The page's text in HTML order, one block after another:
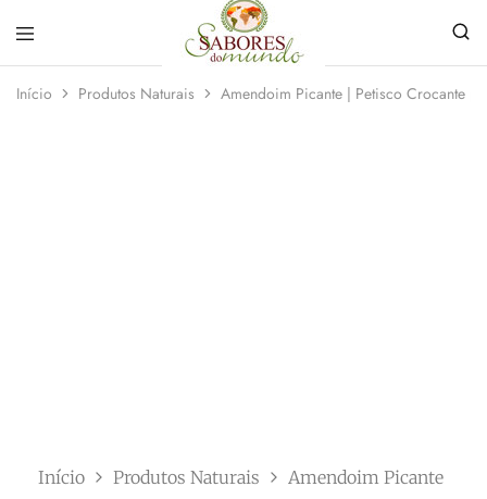
do
loja
Início Produtos Naturais Amendoim Picante | Petisco Crocante
Início Produtos Naturais Amendoim Picante |